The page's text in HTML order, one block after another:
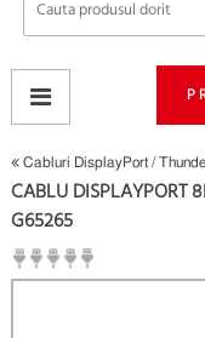
Cabluri DisplayPort /
CABLU DISPLAYPORT
G65265
(